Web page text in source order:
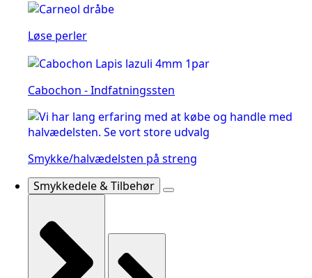
Løse perler
Cabochon - Indfatningssten
Smykke/halvædelsten på streng
Smykkedele & Tilbehør